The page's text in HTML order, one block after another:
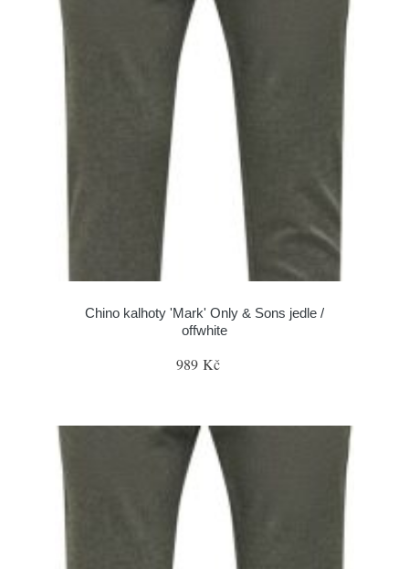
Chino kalhoty 'Mark' Only & Sons jedle /
offwhite
989 Kč